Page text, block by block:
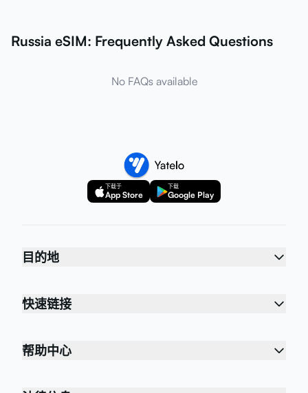
Russia eSIM: Frequently Asked Questions
No FAQs available
下载于
App Store
下载
Google Play
目的地
快速链接
帮助中心